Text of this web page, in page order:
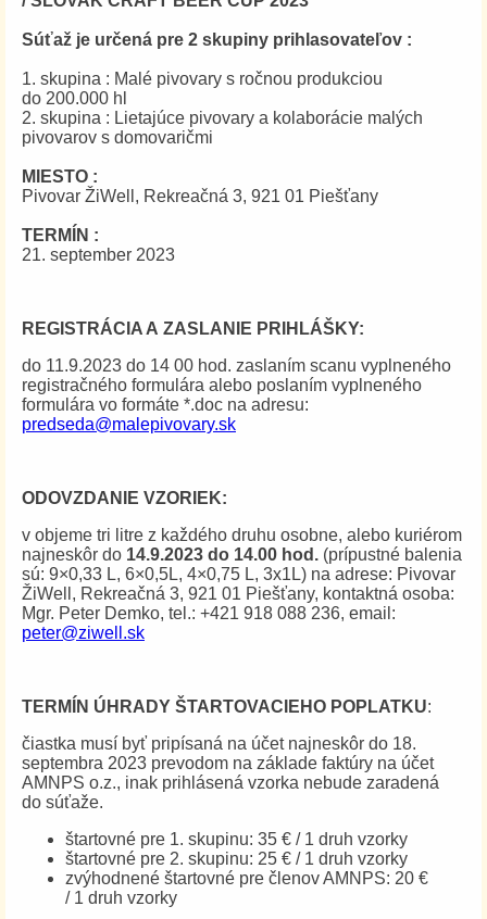
Súťaž je určená pre 2 skupiny prihlasovateľov :
1. skupina : Malé pivovary s ročnou produkciou
do 200.000 hl
2. skupina : Lietajúce pivovary a kolaborácie malých
pivovarov s domovaričmi
MIESTO :
Pivovar ŽiWell, Rekreačná 3, 921 01 Piešťany
TERMÍN :
21. september 2023
REGISTRÁCIA A ZASLANIE PRIHLÁŠKY:
do 11.9.2023 do 14 00 hod. zaslaním scanu vyplneného
registračného formulára alebo poslaním vyplneného
formulára vo formáte *.doc na adresu:
predseda@malepivovary.sk
ODOVZDANIE VZORIEK:
v objeme tri litre z každého druhu osobne, alebo kuriérom
najneskôr do 14.9.2023 do 14.00 hod. (prípustné balenia
sú: 9×0,33 L, 6×0,5L, 4×0,75 L, 3x1L) na adrese: Pivovar
ŽiWell, Rekreačná 3, 921 01 Piešťany, kontaktná osoba:
Mgr. Peter Demko, tel.: +421 918 088 236, email:
peter@ziwell.sk
TERMÍN ÚHRADY ŠTARTOVACIEHO POPLATKU:
čiastka musí byť pripísaná na účet najneskôr do 18.
septembra 2023 prevodom na základe faktúry na účet
AMNPS o.z., inak prihlásená vzorka nebude zaradená
do súťaže.
štartovné pre 1. skupinu: 35 € / 1 druh vzorky
štartovné pre 2. skupinu: 25 € / 1 druh vzorky
zvýhodnené štartovné pre členov AMNPS: 20 €
/ 1 druh vzorky